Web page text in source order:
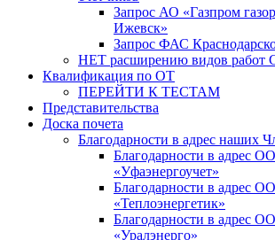
Запрос АО «Газпром
Ижевск»
Запрос ФАС
НЕТ расширению видов работ
Квалификация по ОТ
ПЕРЕЙТИ К ТЕСТАМ
Представительства
Доска почета
Благодарности в адрес наших
Благодарности в адрес
«Уфаэнергоучет»
Благодарности в адрес
«Теплоэнергетик»
Благодарности в адрес
«Уралэнерго»